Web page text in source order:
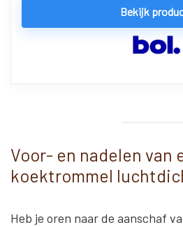
Bekijk
Voor- en nadelen van
koektrommel
Heb je oren naar de aanschaf